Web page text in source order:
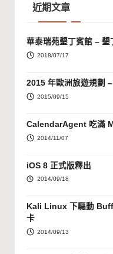
近期文章
華泰瑞苑墾丁賓館 –
2018/07/17
2015 年歐洲旅遊規劃
2015/09/15
CalendarAgent 吃滿
2014/11/07
iOS 8 正式版釋出
2014/09/18
Kali Linux 下驅動
卡
2014/09/13